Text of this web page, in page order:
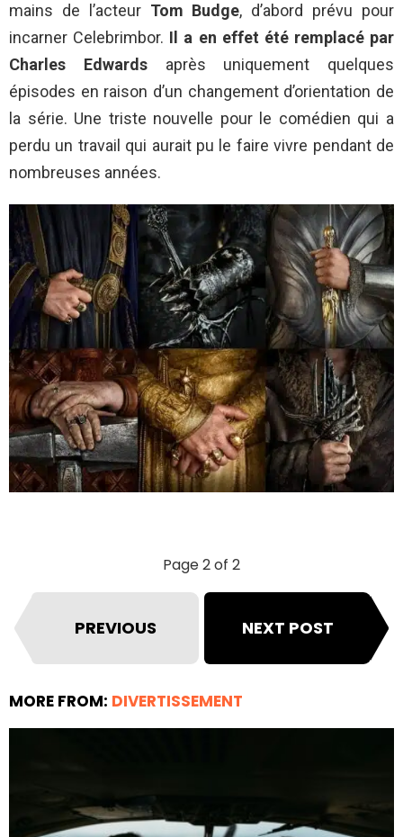
mains de l’acteur Tom Budge, d’abord prévu pour
incarner Celebrimbor. Il a en effet été remplacé par
Charles Edwards après uniquement quelques
épisodes en raison d’un changement d’orientation de
la série. Une triste nouvelle pour le comédien qui a
perdu un travail qui aurait pu le faire vivre pendant de
nombreuses années.
Page 2 of 2
PREVIOUS NEXT POST
MORE FROM: DIVERTISSEMENT